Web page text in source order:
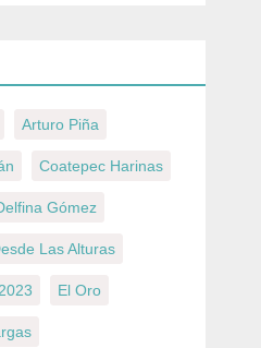
Arturo Piña
Coatepec Harinas
Gómez
Las Alturas
El Oro